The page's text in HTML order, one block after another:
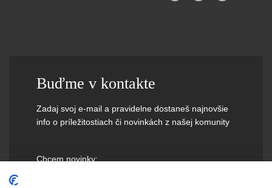
Buďme v kontakte
Zadaj svoj e-mail a pravidelne dostaneš najnovšie
info o príležitostiach či novinkách z našej komunity
Chcem novinky: